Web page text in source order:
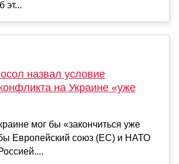
эт...
назвал условие
на Украине «уже
мог бы «закончиться уже
Европейский союз (ЕС) и НАТО